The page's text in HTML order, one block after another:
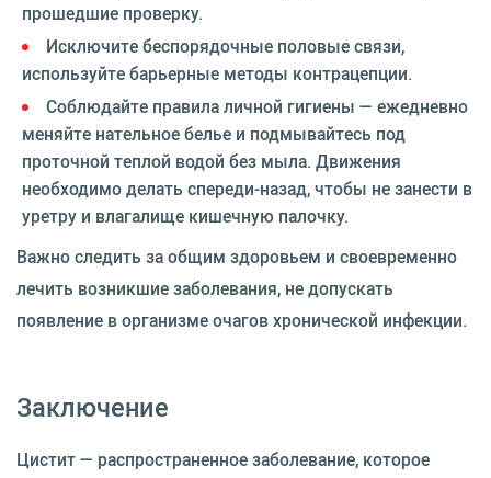
прошедшие проверку.
Исключите беспорядочные половые связи,
используйте барьерные методы контрацепции.
Соблюдайте правила личной гигиены — ежедневно
меняйте нательное белье и подмывайтесь под
проточной теплой водой без мыла. Движения
необходимо делать спереди-назад, чтобы не занести в
уретру и влагалище кишечную палочку.
Важно следить за общим здоровьем и своевременно
лечить возникшие заболевания, не допускать
появление в организме очагов хронической инфекции.
Заключение
Цистит — распространенное заболевание, которое